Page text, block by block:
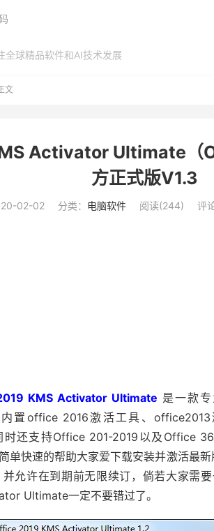
全球精品软件和AI技术发展
文
Activator Ultimate（
方正式版V1.3
02-02 分类： 电脑软件 阅读(244) 评
KMS Activator Ultimate 是一款
置office 2016激活工具、
还支持Office 201-2019以及Office
快速的帮助大家爱下载安装并激活最
允许在到期前无限续订，倘若大家需
Ultimate一定不要错过了。